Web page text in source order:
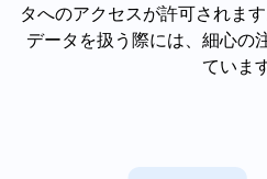
タへのアクセスが許可されま
データを扱う際には、細心の
ていま